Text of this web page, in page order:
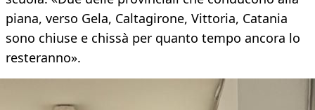
piana, verso Gela, Caltagirone, Vittoria, Catania
sono chiuse e chissà per quanto tempo ancora lo
resteranno».